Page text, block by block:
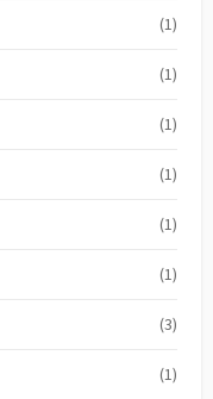
(1)
(1)
(1)
(1)
(1)
(1)
(3)
(1)